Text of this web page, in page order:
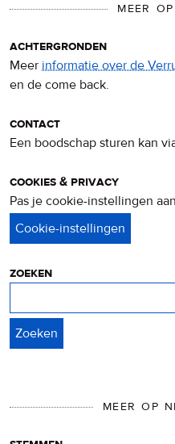
MEER
achtergronden
Meer informatie over de
en de come back.
contact
Een boodschap sturen kan
cookies & privacy
Pas je cookie-instellingen
zoeken
MEER OP